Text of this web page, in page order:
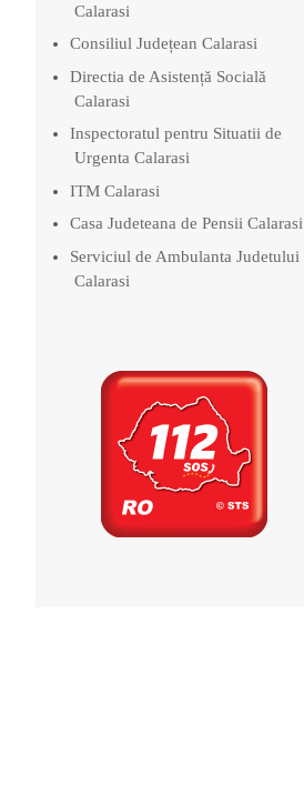
Calarasi
Consiliul Județean Calarasi
Directia de Asistență Socială
Calarasi
Inspectoratul pentru Situatii de
Urgenta Calarasi
ITM Calarasi
Casa Judeteana de Pensii Calarasi
Serviciul de Ambulanta Judetului
Calarasi